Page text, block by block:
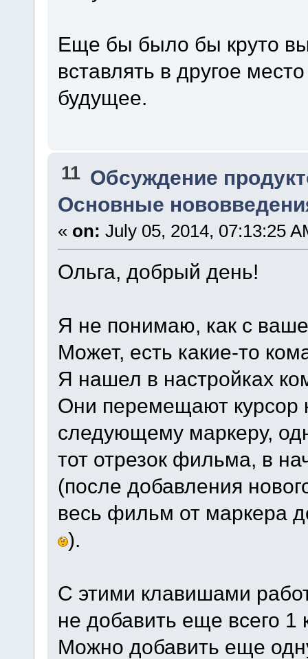
Еще бы было бы круто
вставлять в другое
будущее.
11 Обсуждение
Основные
« on: July 05, 2014, 07:13:25
Ольга, добрый день!
Я не понимаю, как с
Может, есть какие-то
Я нашел в настройках
Они перемещают курсор
следующему маркеру,
тот отрезок фильма, в
(после добавления
весь фильм от маркера
).
С этими клавишами
не добавить еще всего 1
Можно добавить еще